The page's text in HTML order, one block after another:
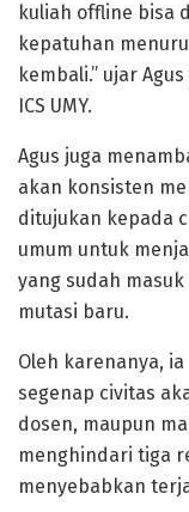
kuliah offline bisa
kepatuhan
kembali.” ujar
ICS UMY.
Agus juga
akan konsisten
ditujukan kepada
umum untuk
yang sudah
mutasi baru.
Oleh karenanya,
segenap civitas
dosen, maupun
menghindari tiga
menyebabkan